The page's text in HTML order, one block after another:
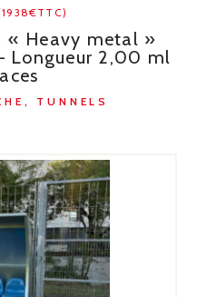
« Heavy metal »
Longueur 2,00 ml
TUNNELS